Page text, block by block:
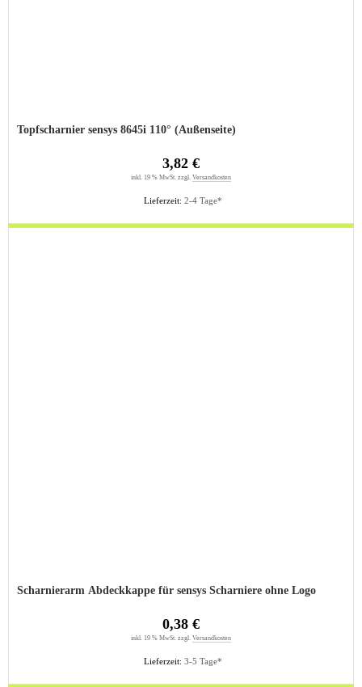
Topfscharnier sensys 8645i 110° (Außenseite)
Lieferzeit: 2-4 Tage*
3,82 €
inkl. 19 % MwSt. zzgl. Versandkosten
Scharnierarm Abdeckkappe für sensys Scharniere ohne Logo
Lieferzeit: 3-5 Tage*
0,38 €
inkl. 19 % MwSt. zzgl. Versandkosten